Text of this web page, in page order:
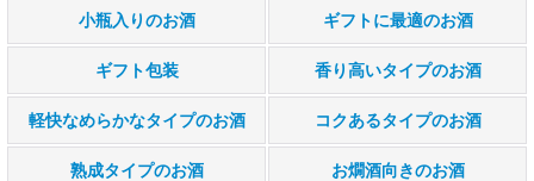
広島のお酒 熟成タイプ
広島のお酒 お燗酒向き
特別価格
小瓶入りのお酒 ギフトに最適のお酒
ギフト包装 香り高いタイプのお酒
軽快なめらかなタイプのお酒 コクあるタイプのお酒
熟成タイプのお酒 お燗酒向きのお酒